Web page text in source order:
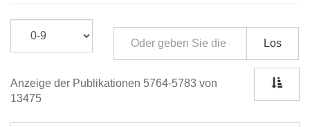
Los
Anzeige der Publikationen 5764-5783 von
13475